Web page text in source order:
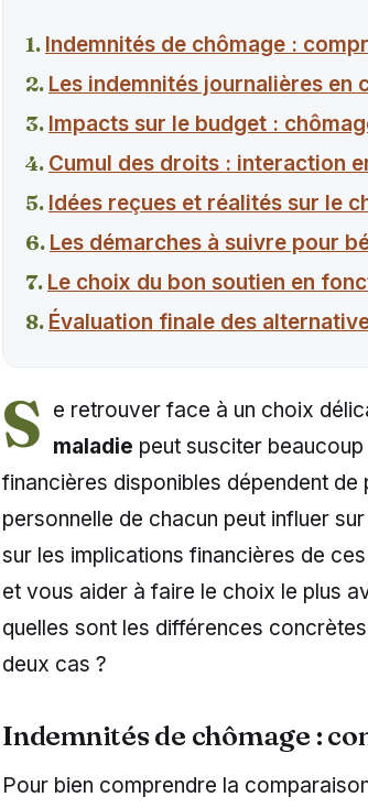
Indemnités de chômage :
Les indemnités journalières en
Impacts sur le budget :
Cumul des droits : interaction
Idées reçues et réalités sur le
Les démarches à suivre pour
Le choix du bon soutien en
Évaluation finale des
S e retrouver face à un choix
maladie peut susciter
financières disponibles dépendent
personnelle de chacun peut influer
sur les implications financières de
et vous aider à faire le choix le plus
quelles sont les différences
deux cas ?
Indemnités de chômage :
Pour bien comprendre la